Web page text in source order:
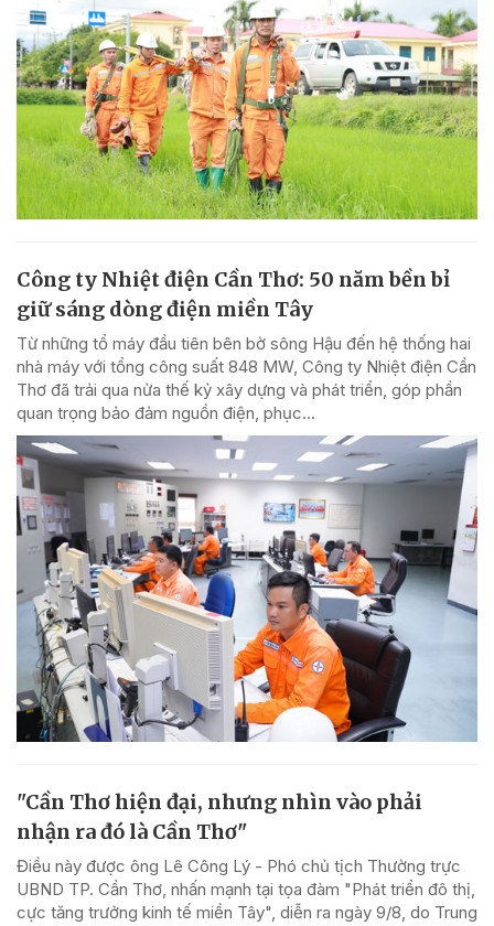
Công ty Nhiệt điện Cần Thơ: 50 năm bền bỉ
giữ sáng dòng điện miền Tây
Từ những tổ máy đầu tiên bên bờ sông Hậu đến hệ thống hai
nhà máy với tổng công suất 848 MW, Công ty Nhiệt điện Cần
Thơ đã trải qua nửa thế kỷ xây dựng và phát triển, góp phần
quan trọng bảo đảm nguồn điện, phục...
"Cần Thơ hiện đại, nhưng nhìn vào phải
nhận ra đó là Cần Thơ"
Điều này được ông Lê Công Lý - Phó chủ tịch Thường trực
UBND TP. Cần Thơ, nhấn mạnh tại tọa đàm "Phát triển đô thị,
cực tăng trưởng kinh tế miền Tây", diễn ra ngày 9/8, do Trung